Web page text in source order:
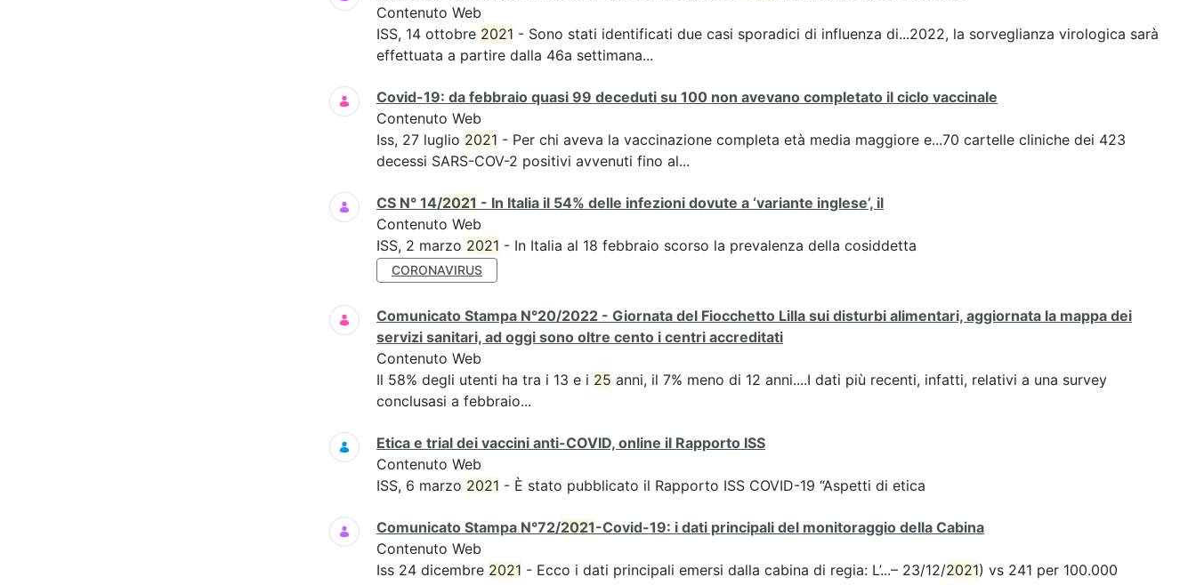
Contenuto Web
ISS, 14 ottobre 2021 - Sono stati identificati due casi sporadici di influenza di...2022, la sorveglianza virologica sarà
effettuata a partire dalla 46a settimana...
Covid-19: da febbraio quasi 99 deceduti su 100 non avevano completato il ciclo vaccinale
Contenuto Web
Iss, 27 luglio 2021 - Per chi aveva la vaccinazione completa età media maggiore e...70 cartelle cliniche dei 423
decessi SARS-COV-2 positivi avvenuti fino al...
CS N° 14/2021 - In Italia il 54% delle infezioni dovute a ‘variante inglese’, il
Contenuto Web
ISS, 2 marzo 2021 - In Italia al 18 febbraio scorso la prevalenza della cosiddetta
CORONAVIRUS
Comunicato Stampa N°20/2022 - Giornata del Fiocchetto Lilla sui disturbi alimentari, aggiornata la mappa dei
servizi sanitari, ad oggi sono oltre cento i centri accreditati
Contenuto Web
Il 58% degli utenti ha tra i 13 e i 25 anni, il 7% meno di 12 anni....I dati più recenti, infatti, relativi a una survey
conclusasi a febbraio...
Etica e trial dei vaccini anti-COVID, online il Rapporto ISS
Contenuto Web
ISS, 6 marzo 2021 - È stato pubblicato il Rapporto ISS COVID-19 “Aspetti di etica
Comunicato Stampa N°72/2021-Covid-19: i dati principali del monitoraggio della Cabina
Contenuto Web
Iss 24 dicembre 2021 - Ecco i dati principali emersi dalla cabina di regia: L’...– 23/12/2021) vs 241 per 100.000